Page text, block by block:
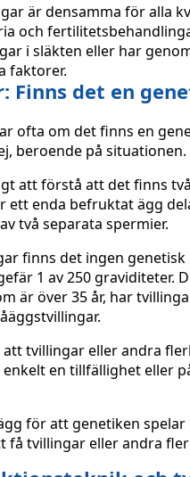
är densamma för alla
och
i släkten eller har
faktorer.
Finns det en
ofta om det finns en
beroende på situationen.
att förstå att det finns
ett enda befruktat ägg
två separata spermier.
finns det ingen
1 av 250 graviditeter.
är över 35 år, har
tvillingar eller andra
en tillfällighet eller
för att genetiken
få tvillingar eller andra